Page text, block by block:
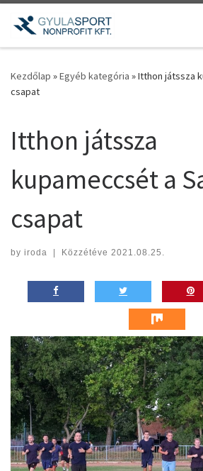
Teljes tartalom megjelenítése
Kezdőlap »Egyéb kategória »Itthon játssza
csapat
Itthon játssza
kupameccsét a
csapat
by iroda | Közzétéve 2021.08.25.